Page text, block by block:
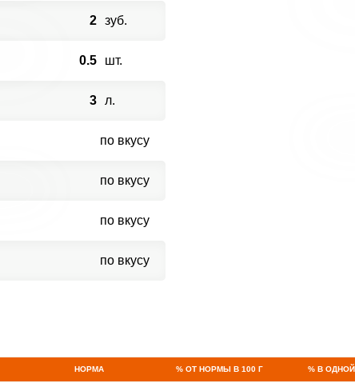
2 зуб.
0.5 шт.
3 л.
по вкусу
по вкусу
по вкусу
по вкусу
НОРМА % ОТ НОРМЫ В 100 Г % В